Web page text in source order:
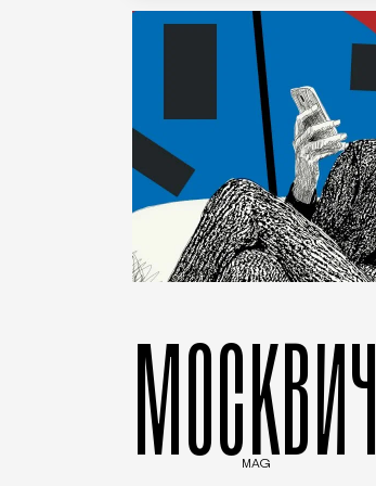
МОСКВИЧ
MAG